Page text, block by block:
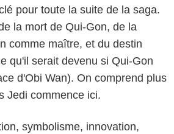
pour toute la suite de la saga.
la mort de Qui-Gon, de la
comme maître, et du destin
qu'il serait devenu si Qui-Gon
d'Obi Wan). On comprend plus
Jedi commence ici.
symbolisme, innovation,